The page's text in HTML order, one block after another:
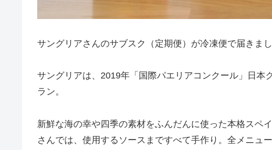
サングリアさんのサブスク（定期便）が冷凍便で届きまし
サングリアは、2019年「国際パエリアコンクール」日本
ラン。
新鮮な海の幸や四季の素材をふんだんに使った本格スペ
さんでは、使用するソースまですべて手作り。全メニュ